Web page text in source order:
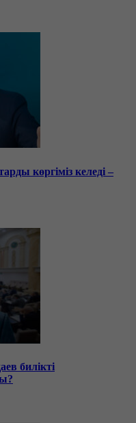
көргіміз келеді –
билікті